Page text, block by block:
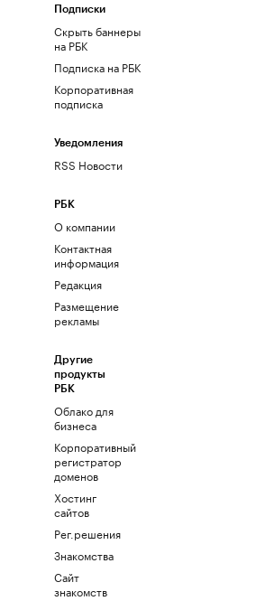
Подписки
Скрыть баннеры
на РБК
Подписка на РБК
Корпоративная
подписка
Уведомления
RSS Новости
РБК
О компании
Контактная
информация
Редакция
Размещение
рекламы
Другие
продукты
РБК
Облако для
бизнеса
Корпоративный
регистратор
доменов
Хостинг
сайтов
Рег.решения
Знакомства
Сайт
знакомств